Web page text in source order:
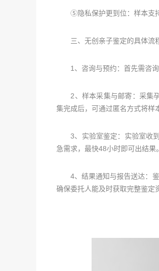
⑤隐私保护更到位：样本支持
三、无创亲子鉴定的具体流
1、咨询与预约：首先需咨询
2、样本采集与邮寄：采集孕
集完成后，可通过匿名方式将样
3、实验室鉴定：实验室收到
急需求，最快48小时即可出结果。
4、结果通知与报告送达：鉴
确保委托人能及时获取完整鉴定